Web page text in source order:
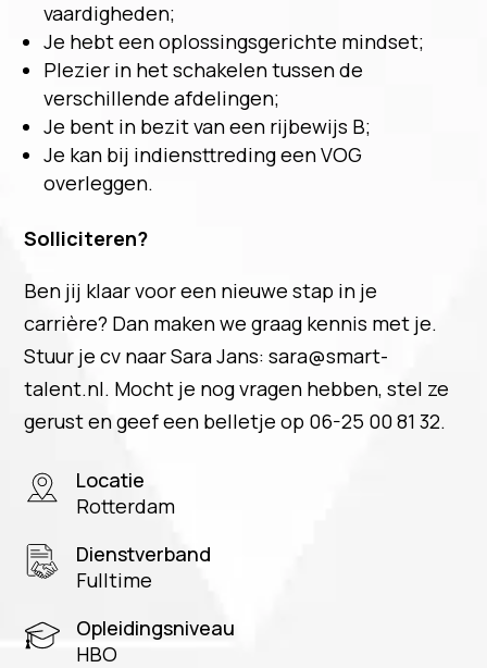
vaardigheden;
Je hebt een oplossingsgerichte mindset;
Plezier in het schakelen tussen de
verschillende afdelingen;
Je bent in bezit van een rijbewijs B;
Je kan bij indiensttreding een VOG
overleggen.
Solliciteren?
Ben jij klaar voor een nieuwe stap in je
carrière? Dan maken we graag kennis met je.
Stuur je cv naar Sara Jans: sara@smart-
talent.nl. Mocht je nog vragen hebben, stel ze
gerust en geef een belletje op 06-25 00 81 32.
Locatie
Rotterdam
Dienstverband
Fulltime
Opleidingsniveau
HBO